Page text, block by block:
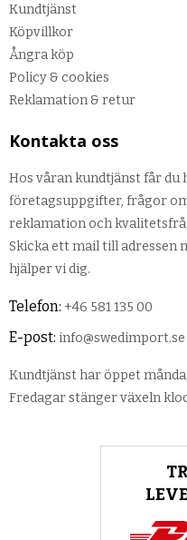
Kundtjänst
Köpvillkor
Ångra köp
Policy & cookies
Reklamation & retur
Kontakta oss
Hos våran kundtjänst får
företagsuppgifter, frågor
reklamation och
Skicka ett mail till adressen
hjälper vi dig.
Telefon: +46 581 135 00
E-post: info@swedimport.se
Kundtjänst har öppet
Fredagar stänger växeln